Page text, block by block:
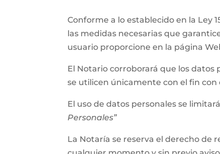
Conforme a lo establecido en la Ley
las medidas necesarias que
usuario proporcione en la página
El Notario corroborará que los datos
se utilicen únicamente con el fin
El uso de datos personales se
Personales”
La Notaría se reserva el derecho de